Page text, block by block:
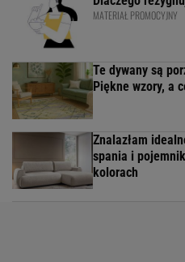
MATERIAŁ PROMOCYJNY
Te dywany są
Piękne wzory, a
Znalazłam
spania i
kolorach